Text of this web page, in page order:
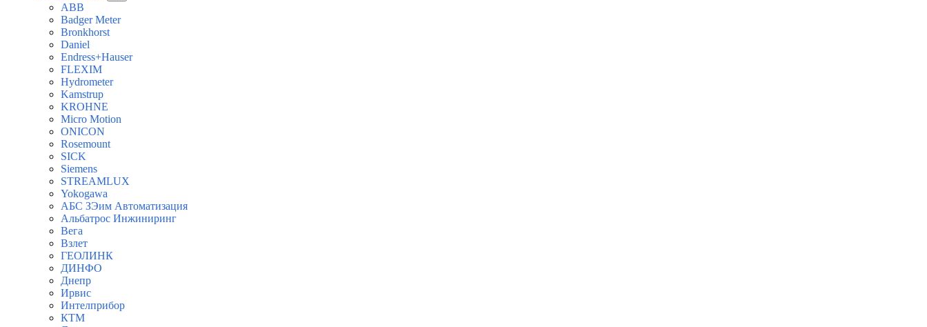
ABB
Badger Meter
Bronkhorst
Daniel
Endress+Hauser
FLEXIM
Hydrometer
Kamstrup
KROHNE
Micro Motion
ONICON
Rosemount
SICK
Siemens
STREAMLUX
Yokogawa
АБС ЗЭим Автоматизация
Альбатрос Инжиниринг
Вега
Взлет
ГЕОЛИНК
ДИНФО
Днепр
Ирвис
Интелприбор
КТМ